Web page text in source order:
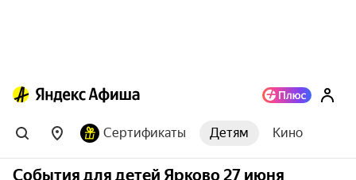
Сертификаты Детям Кино
События для детей Ярково 27 июня